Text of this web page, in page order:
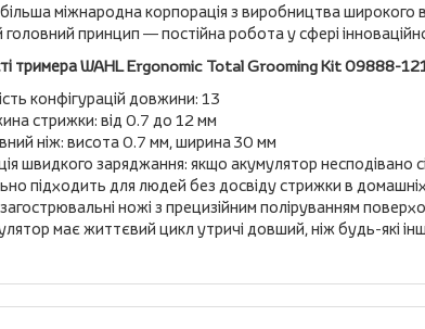
міжнародна корпорація з виробництва широкого
принцип — постійна робота у сфері
тримера WAHL Ergonomic Total Grooming Kit 09888-
конфігурацій довжини: 13
стрижки: від 0.7 до 12 мм
ніж: висота 0.7 мм, ширина 30 мм
швидкого заряджання: якщо акумулятор несподівано
підходить для людей без досвіду стрижки в
ножі з прецизійним поліруванням
має життєвий цикл утричі довший, ніж будь-які